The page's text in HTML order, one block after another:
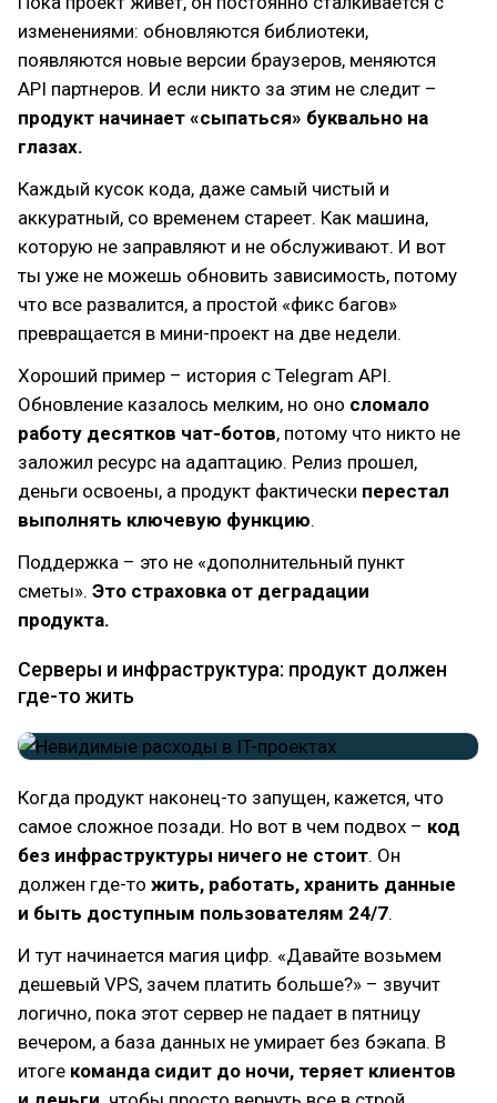
изменениями: обновляются библиотеки,
появляются новые версии браузеров, меняются
API партнеров. И если никто за этим не следит –
продукт начинает «сыпаться» буквально на
глазах.
Каждый кусок кода, даже самый чистый и
аккуратный, со временем стареет. Как машина,
которую не заправляют и не обслуживают. И вот
ты уже не можешь обновить зависимость, потому
что все развалится, а простой «фикc багов»
превращается в мини-проект на две недели.
Хороший пример – история с Telegram API.
Обновление казалось мелким, но оно сломало
работу десятков чат-ботов, потому что никто не
заложил ресурс на адаптацию. Релиз прошел,
деньги освоены, а продукт фактически перестал
выполнять ключевую функцию.
Поддержка – это не «дополнительный пункт
сметы». Это страховка от деградации
продукта.
Серверы и инфраструктура: продукт должен
где-то жить
Когда продукт наконец-то запущен, кажется, что
самое сложное позади. Но вот в чем подвох – код
без инфраструктуры ничего не стоит. Он
должен где-то жить, работать, хранить данные
и быть доступным пользователям 24/7.
И тут начинается магия цифр. «Давайте возьмем
дешевый VPS, зачем платить больше?» – звучит
логично, пока этот сервер не падает в пятницу
вечером, а база данных не умирает без бэкапа. В
итоге команда сидит до ночи, теряет клиентов